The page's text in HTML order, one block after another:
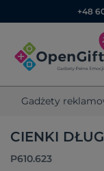
+48
Gadżety
CIENKI
P610.623